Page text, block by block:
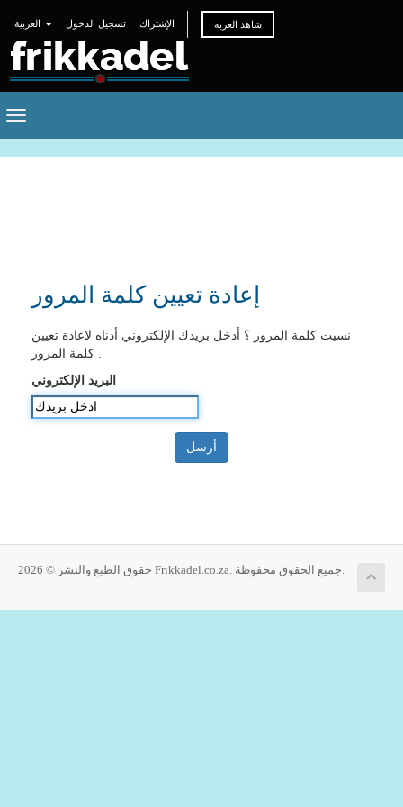
تسجيل الدخول الإشتراك شاهد العربة
Toggle
navigation
إعادة تعيين كلمة المرور
نسيت كلمة المرور ؟ أدخل بريدك الإلكتروني أدناه لاعادة تعيين
كلمة المرور .
البريد الإلكتروني
أرسل
حقوق الطبع والنشر © 2026 Frikkadel.co.za. جميع الحقوق محفوظة.